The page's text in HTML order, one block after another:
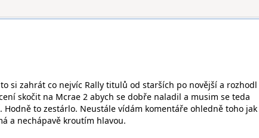
si zahrát co nejvíc Rally titulů od starších po novější a rozhodl
skočit na Mcrae 2 abych se dobře naladil a musim se teda
Hodně to zestárlo. Neustále vídám komentáře ohledně toho jak
a nechápavě kroutím hlavou.